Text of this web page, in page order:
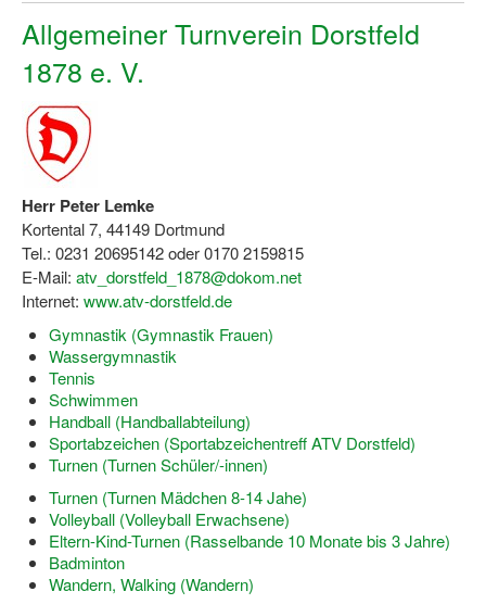
Allgemeiner Turnverein Dorstfeld
1878 e. V.
Herr Peter Lemke
Kortental 7, 44149 Dortmund
Tel.: 0231 20695142 oder 0170 2159815
E-Mail: atv_dorstfeld_1878@dokom.net
Internet: www.atv-dorstfeld.de
Gymnastik (Gymnastik Frauen)
Wassergymnastik
Tennis
Schwimmen
Handball (Handballabteilung)
Sportabzeichen (Sportabzeichentreff ATV Dorstfeld)
Turnen (Turnen Schüler/-innen)
Turnen (Turnen Mädchen 8-14 Jahe)
Volleyball (Volleyball Erwachsene)
Eltern-Kind-Turnen (Rasselbande 10 Monate bis 3 Jahre)
Badminton
Wandern, Walking (Wandern)